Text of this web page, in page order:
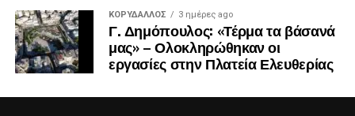
ΚΟΡΥΔΑΛΛΟΣ 3 ημέρες ago
Γ. Δημόπουλος: «Τέρμα τα βάσανά
μας» – Ολοκληρώθηκαν οι
εργασίες στην Πλατεία Ελευθερίας